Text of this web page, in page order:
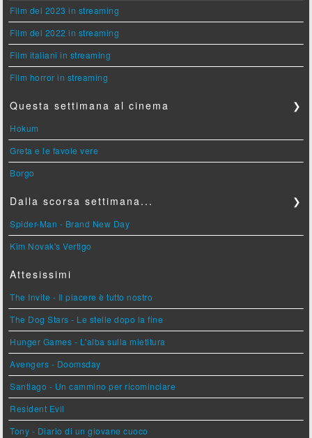
Film del 2023 in streaming
Film del 2022 in streaming
Film italiani in streaming
Film horror in streaming
Questa settimana al cinema ❯
Hokum
Greta e le favole vere
Borgo
Dalla scorsa settimana... ❯
Spider-Man - Brand New Day
Kim Novak's Vertigo
Attesissimi
The Invite - Il piacere è tutto nostro
The Dog Stars - Le stelle dopo la fine
Hunger Games - L'alba sulla mietitura
Avengers - Doomsday
Santiago - Un cammino per ricominciare
Resident Evil
Tony - Diario di un giovane cuoco